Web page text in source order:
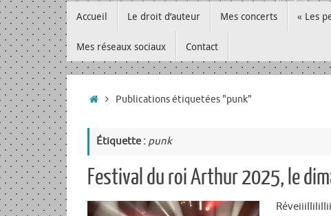
au
contenu
Accueil Le droit d’auteur Mes concerts « Les
Mes réseaux sociaux Contact
Accueil
Publications étiquetées "punk"
Étiquette : punk
Festival du roi Arthur 2025, le